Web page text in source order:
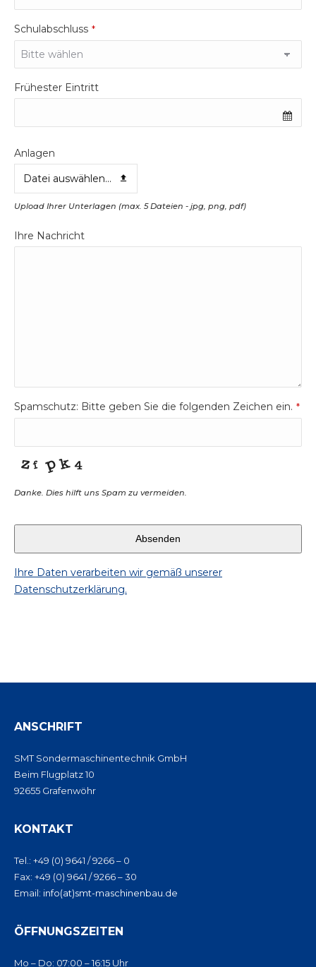
Schulabschluss *
Frühester Eintritt
Anlagen
Datei auswählen...
Upload Ihrer Unterlagen (max. 5 Dateien - jpg, png, pdf)
Ihre Nachricht
Spamschutz: Bitte geben Sie die folgenden Zeichen ein. *
Danke. Dies hilft uns Spam zu vermeiden.
Absenden
Ihre Daten verarbeiten wir gemäß unserer
Datenschutzerklärung.
ANSCHRIFT
SMT Sondermaschinentechnik GmbH
Beim Flugplatz 10
92655 Grafenwöhr
KONTAKT
Tel.: +49 (0) 9641 / 9266 – 0
Fax: +49 (0) 9641 / 9266 – 30
Email: info(at)smt-maschinenbau.de
ÖFFNUNGSZEITEN
Mo – Do: 07:00 – 16:15 Uhr